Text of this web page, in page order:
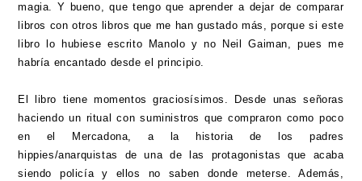
magia. Y bueno, que tengo que aprender a dejar de comparar
libros con otros libros que me han gustado más, porque si este
libro lo hubiese escrito Manolo y no Neil Gaiman, pues me
habría encantado desde el principio.
El libro tiene momentos graciosísimos. Desde unas señoras
haciendo un ritual con suministros que compraron como poco
en el Mercadona, a la historia de los padres
hippies/anarquistas de una de las protagonistas que acaba
siendo policía y ellos no saben donde meterse. Además,